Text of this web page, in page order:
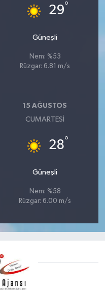
29°
Güneşli
Nem: %53
Rüzgar: 6.81 m/s
15 AĞUSTOS
CUMARTESI
28°
Güneşli
Nem: %58
Rüzgar: 6.00 m/s